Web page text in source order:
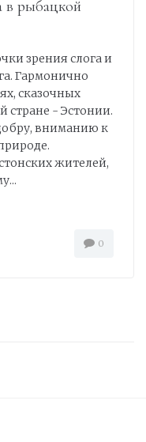
в рыбацкой
зрения слога и
Гармонично
сказочных
стране - Эстонии.
вниманию к
жителей,
0